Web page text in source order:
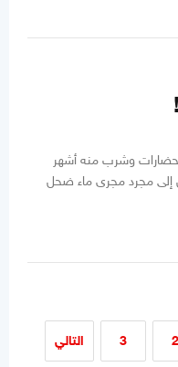
وشرب منه أشهر
إلى مجرد مجرى ماء ضحل
2
3 التالي